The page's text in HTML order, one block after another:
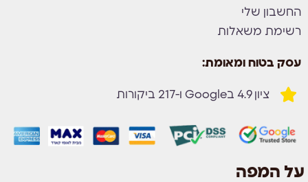
החשבון שלי
רשימת משאלות
עסק בטוח ומאומת:
ציון 4.9 בGoogle ו-217 ביקורות
על המפה